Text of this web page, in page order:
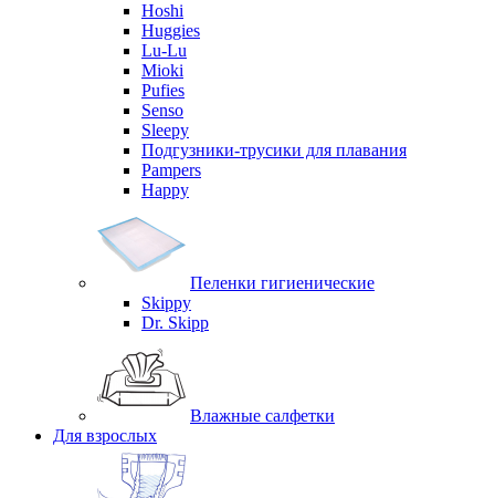
Hoshi
Huggies
Lu-Lu
Mioki
Pufies
Senso
Sleepy
Подгузники-трусики для плавания
Pampers
Happy
Пеленки гигиенические
Skippy
Dr. Skipp
Влажные салфетки
Для взрослых